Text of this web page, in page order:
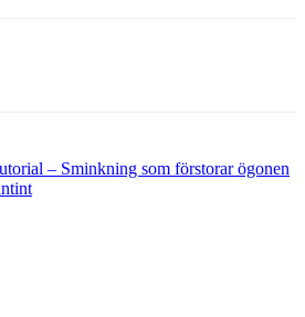
– Sminkning som förstorar ögonen